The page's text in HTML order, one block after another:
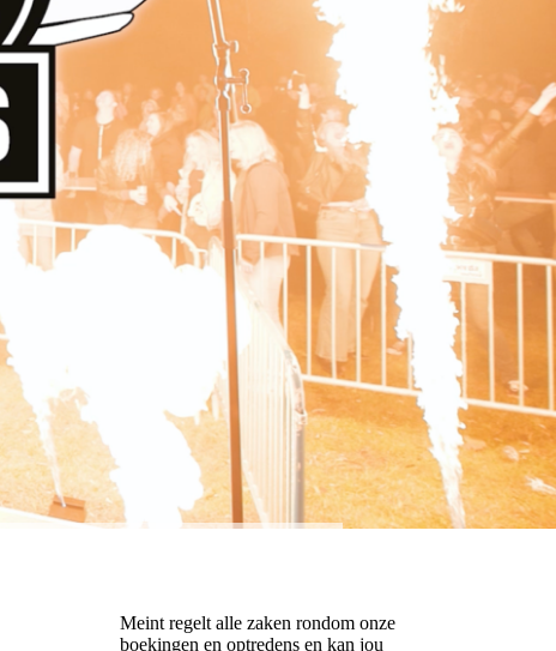
Meint regelt alle zaken rondom onze
boekingen en optredens en kan jou